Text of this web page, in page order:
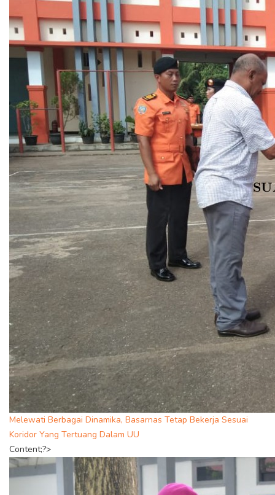
Melewati Berbagai Dinamika, Basarnas Tetap Bekerja Sesuai
Koridor Yang Tertuang Dalam UU
Content;?>